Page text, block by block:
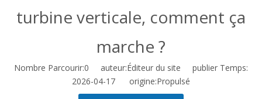
turbine verticale, comment ça
marche ?
Nombre Parcourir:0 auteur:Éditeur du site publier Temps:
2026-04-17 origine:Propulsé